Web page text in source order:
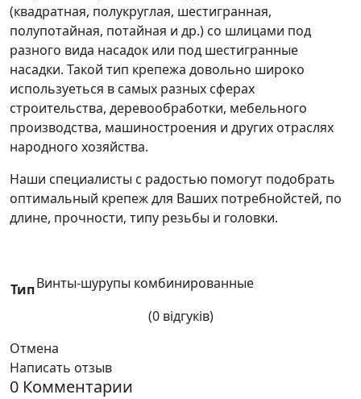
(квадратная, полукруглая, шестигранная,
полупотайная, потайная и др.) со шлицами под
разного вида насадок или под шестигранные
насадки. Такой тип крепежа довольно широко
используеться в самых разных сферах
строительства, деревообработки, мебельного
производства, машиностроения и других отраслях
народного хозяйства.
Наши специалисты с радостью помогут подобрать
оптимальный крепеж для Ваших потребнойстей, по
длине, прочности, типу резьбы и головки.
ТипВинты-шурупы комбинированные
(0 відгуків)
Отмена
Написать отзыв
0 Комментарии